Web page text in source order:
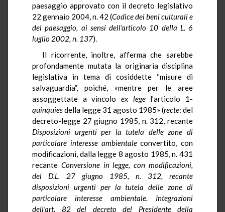
paesaggio approvato con il decreto legislativo
22 gennaio 2004, n. 42 (Codice dei beni culturali e
del paesaggio, ai sensi dell'articolo 10 della L. 6
luglio 2002, n. 137).
Il ricorrente, inoltre, afferma che sarebbe
profondamente mutata la originaria disciplina
legislativa in tema di cosiddette “misure di
salvaguardia”, poiché, «mentre per le aree
assoggettate a vincolo ex lege l’articolo 1-
quinquiesdella legge 31 agosto 1985» (recte: del
decreto-legge 27 giugno 1985, n. 312, recante
Disposizioni urgenti per la tutela delle zone di
particolare interesse ambientaleconvertito, con
modificazioni, dalla legge 8 agosto 1985, n. 431
recante Conversione in legge, con modificazioni,
del D.L. 27 giugno 1985, n. 312, recante
disposizioni urgenti per la tutela delle zone di
particolare interesse ambientale. Integrazioni
dell'art. 82 del decreto del Presidente della